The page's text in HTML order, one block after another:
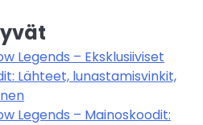
Legends – Eksklusiiviset
Lähteet, lunastamisvinkit,
Legends – Mainoskoodit: